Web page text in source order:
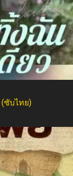
(ซับไทย)